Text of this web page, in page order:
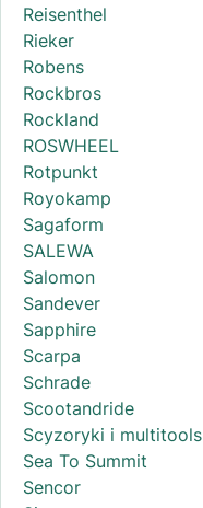
Reisenthel
Rieker
Robens
Rockbros
Rockland
ROSWHEEL
Rotpunkt
Royokamp
Sagaform
SALEWA
Salomon
Sandever
Sapphire
Scarpa
Schrade
Scootandride
Scyzoryki i multitools
Sea To Summit
Sencor